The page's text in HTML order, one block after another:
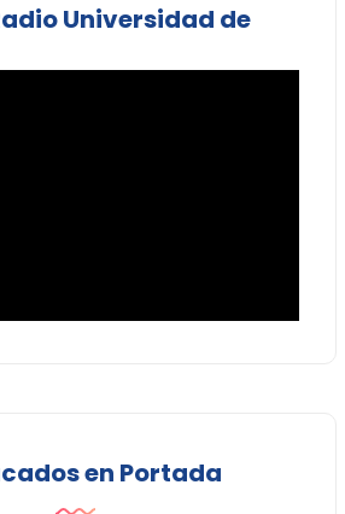
Universidad de
en Portada